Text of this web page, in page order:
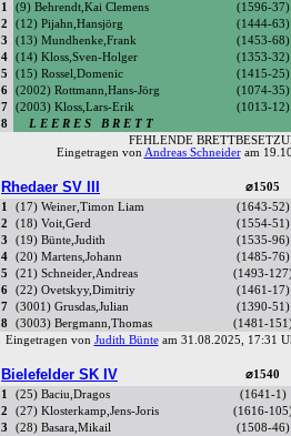
1
(9) Behrendt,Kai Clemens (1596-37)
2 (12) Pijahn,Hansjörg (1444-63)
3 (13) Mundhenke,Frank (1453-68)
4 (14) Kloss,Sven-Holger (1353-32)
5 (15) Rossel,Domenic (1415-25)
6 (2002) Rottmann,Hans-Jörg (1074-35)
7 (2003) Kloss,Lars-Erik (1013-12)
8 L E E R E S B R E T T
FEHLENDE
Eingetragen vonAndreas Schneideram
Rhedaer SV III ⌀1505
1
(17) Weiner,Timon Liam (1643-52)
2 (18) Voit,Gerd (1554-51)
3 (19) Bünte,Judith (1535-96)
4 (20) Martens,Johann (1485-76)
5 (21) Schneider,Andreas (1493-
6 (22) Ovetskyy,Dimitriy (1461-17)
7 (3001) Grusdas,Julian (1390-51)
8 (3003) Bergmann,Thomas (1481-
Eingetragen von Judith Bünteam 31.08.2025, 17:31
Bielefelder SK IV ⌀1540
1
(25) Baciu,Dragos (1641-1)
2 (27) Klosterkamp,Jens-Joris (1616-
3 (28) Basara,Mikail (1508-46)